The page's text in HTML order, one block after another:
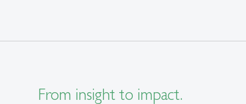
From insight to impact.